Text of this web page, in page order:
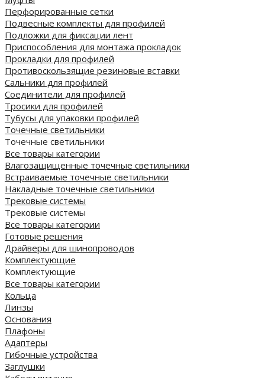
Перфорированные сетки
Подвесные комплекты для профилей
Подложки для фиксации лент
Приспособления для монтажа прокладок
Прокладки для профилей
Противоскользящие резиновые вставки
Сальники для профилей
Соединители для профилей
Тросики для профилей
Тубусы для упаковки профилей
Точечные светильники
Точечные светильники
Все товары категории
Влагозащищенные точечные светильники
Встраиваемые точечные светильники
Накладные точечные светильники
Трековые системы
Трековые системы
Все товары категории
Готовые решения
Драйверы для шинопроводов
Комплектующие
Комплектующие
Все товары категории
Кольца
Линзы
Основания
Плафоны
Адаптеры
Гибочные устройства
Заглушки